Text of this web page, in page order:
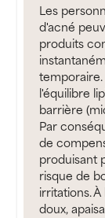
Les
d'acné
produits
temporaire.
l'équilibre
barrière
Par
de
produisant
risque de
irritations.
doux,